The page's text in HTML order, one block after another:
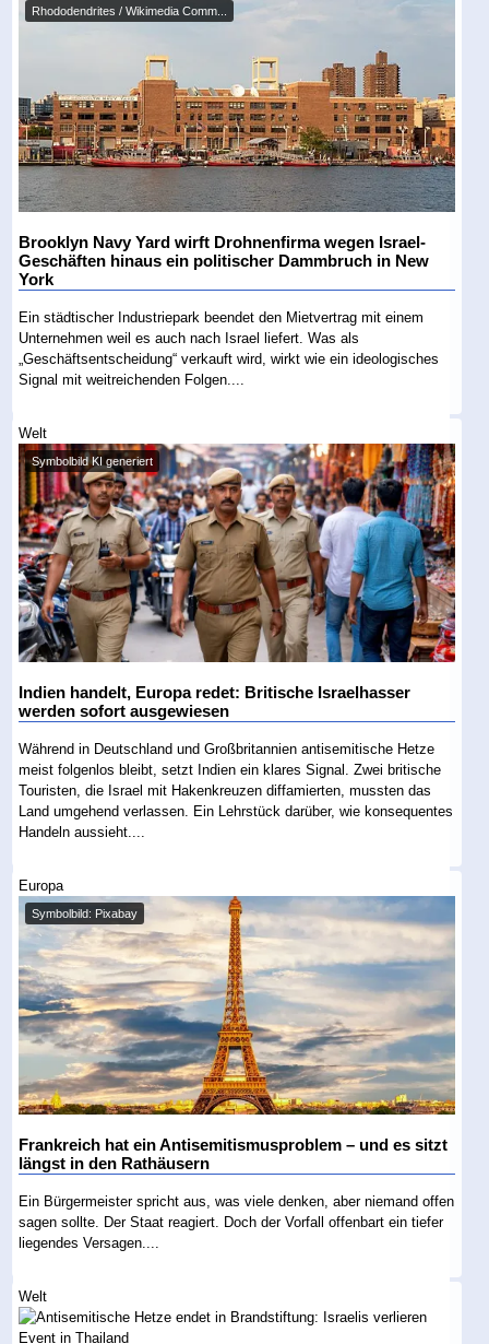
Rhododendrites / Wikimedia Comm...
Brooklyn Navy Yard wirft Drohnenfirma wegen Israel-
Geschäften hinaus ein politischer Dammbruch in New
York
Ein städtischer Industriepark beendet den Mietvertrag mit einem
Unternehmen weil es auch nach Israel liefert. Was als
„Geschäftsentscheidung“ verkauft wird, wirkt wie ein ideologisches
Signal mit weitreichenden Folgen....
Welt
Symbolbild KI generiert
Indien handelt, Europa redet: Britische Israelhasser
werden sofort ausgewiesen
Während in Deutschland und Großbritannien antisemitische Hetze
meist folgenlos bleibt, setzt Indien ein klares Signal. Zwei britische
Touristen, die Israel mit Hakenkreuzen diffamierten, mussten das
Land umgehend verlassen. Ein Lehrstück darüber, wie konsequentes
Handeln aussieht....
Europa
Symbolbild: Pixabay
Frankreich hat ein Antisemitismusproblem – und es sitzt
längst in den Rathäusern
Ein Bürgermeister spricht aus, was viele denken, aber niemand offen
sagen sollte. Der Staat reagiert. Doch der Vorfall offenbart ein tiefer
liegendes Versagen....
Welt